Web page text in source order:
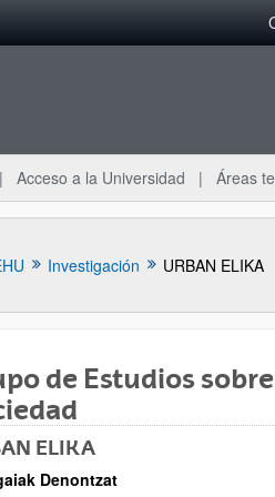
Acceso a la Universidad Áreas
Investigación URBAN ELIKA
subpáginas
de Estudios
ELIKA
Denontzat